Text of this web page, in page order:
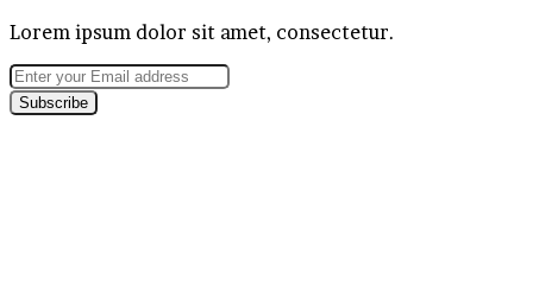
Lorem ipsum dolor sit amet, consectetur.
Enter
your
Email